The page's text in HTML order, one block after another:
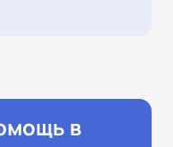
в